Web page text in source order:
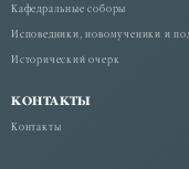
Кафедральные соборы
Исповедники, новомученики и
Исторический очерк
КОНТАКТЫ
Контакты